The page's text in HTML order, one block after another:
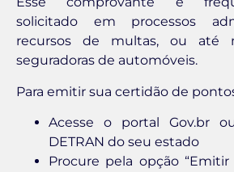
solicitado em processos
recursos de multas, ou até
seguradoras de automóveis.
Para emitir sua certidão de
Acesse o portal Gov.br
DETRAN do seu estado
Procure pela opção